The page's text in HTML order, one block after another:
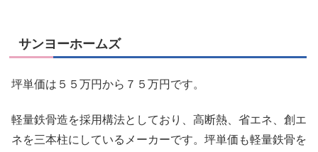
サンヨーホームズ
坪単価は５５万円から７５万円です。
軽量鉄骨造を採用構法としており、高断熱、省エネ、創エ
ネを三本柱にしているメーカーです。坪単価も軽量鉄骨を